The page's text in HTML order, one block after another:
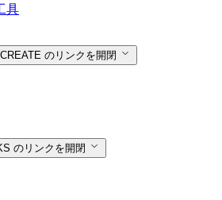
具
のリンクを開閉
のリンクを開閉